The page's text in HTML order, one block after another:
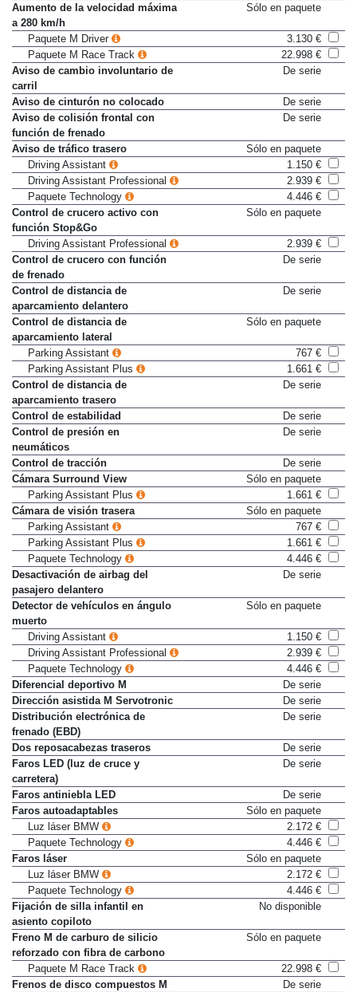
Aumento de la velocidad máxima
a 280 km/h
Sólo en paquete
Paquete M Driver
3.130 €
Paquete M Race Track
22.998 €
Aviso de cambio involuntario de
carril
De serie
Aviso de cinturón no colocado
De serie
Aviso de colisión frontal con
función de frenado
De serie
Aviso de tráfico trasero
Sólo en paquete
Driving Assistant
1.150 €
Driving Assistant Professional
2.939 €
Paquete Technology
4.446 €
Control de crucero activo con
función Stop&Go
Sólo en paquete
Driving Assistant Professional
2.939 €
Control de crucero con función
de frenado
De serie
Control de distancia de
aparcamiento delantero
De serie
Control de distancia de
aparcamiento lateral
Sólo en paquete
Parking Assistant
767 €
Parking Assistant Plus
1.661 €
Control de distancia de
aparcamiento trasero
De serie
Control de estabilidad
De serie
Control de presión en
neumáticos
De serie
Control de tracción
De serie
Cámara Surround View
Sólo en paquete
Parking Assistant Plus
1.661 €
Cámara de visión trasera
Sólo en paquete
Parking Assistant
767 €
Parking Assistant Plus
1.661 €
Paquete Technology
4.446 €
Desactivación de airbag del
pasajero delantero
De serie
Detector de vehículos en ángulo
muerto
Sólo en paquete
Driving Assistant
1.150 €
Driving Assistant Professional
2.939 €
Paquete Technology
4.446 €
Diferencial deportivo M
De serie
Dirección asistida M Servotronic
De serie
Distribución electrónica de
frenado (EBD)
De serie
Dos reposacabezas traseros
De serie
Faros LED (luz de cruce y
carretera)
De serie
Faros antiniebla LED
De serie
Faros autoadaptables
Sólo en paquete
Luz láser BMW
2.172 €
Paquete Technology
4.446 €
Faros láser
Sólo en paquete
Luz láser BMW
2.172 €
Paquete Technology
4.446 €
Fijación de silla infantil en
asiento copiloto
No disponible
Freno M de carburo de silicio
reforzado con fibra de carbono
Sólo en paquete
Paquete M Race Track
22.998 €
Frenos de disco compuestos M
De serie